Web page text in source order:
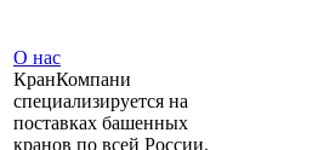
О нас
КранКомпани
специализируется на
поставках башенных
кранов по всей России.